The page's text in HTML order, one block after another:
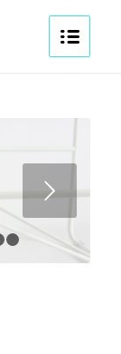
7 8 11 12